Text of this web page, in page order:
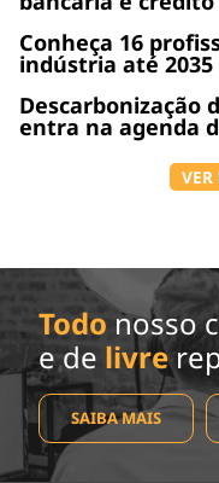
Conheça 16
indústria até 2035
entra na agenda
VER
Todo nosso
e de livre
SAIBA MAIS